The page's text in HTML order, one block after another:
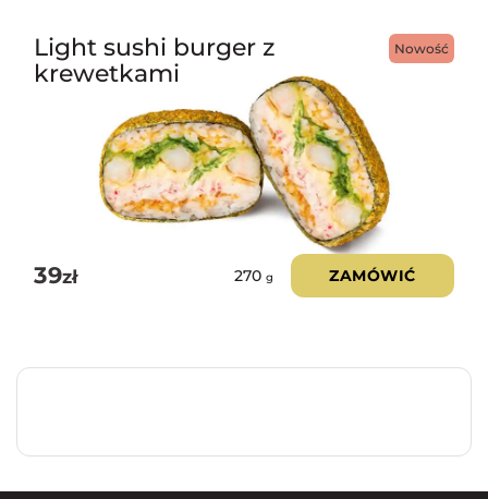
Nowość
Light sushi burger z
krewetkami
39zł 270 g ZAMÓWIĆ